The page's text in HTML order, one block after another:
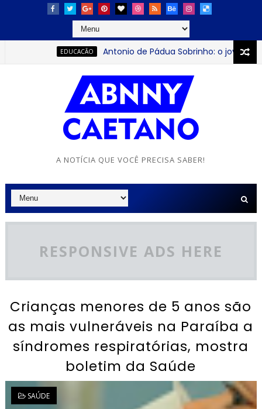
Antonio de Pádua Sobrinho: o jovem que
A NOTÍCIA QUE VOCÊ PRECISA SABER!
RESPONSIVE ADS HERE
Crianças menores de 5 anos são
as mais vulneráveis na Paraíba a
síndromes respiratórias, mostra
boletim da Saúde
SAÚDE